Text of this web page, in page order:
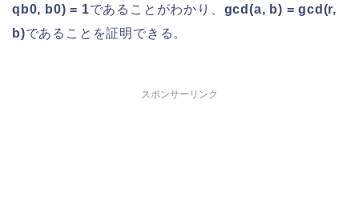
qb0, b0) = 1であることがわかり、 gcd(a, b) = gcd(r,
b)であることを証明できる。
スポンサーリンク